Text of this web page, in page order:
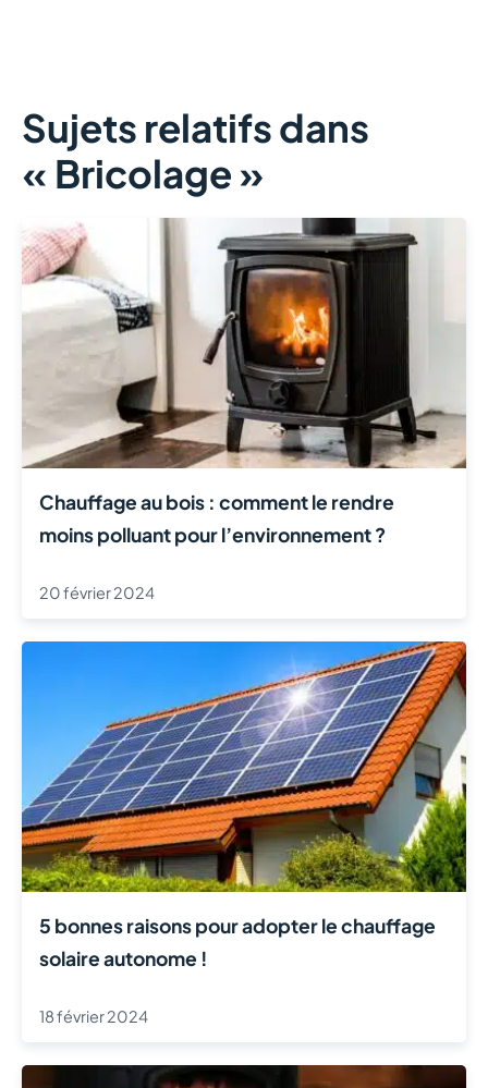
Sujets relatifs dans
« Bricolage »
Chauffage au bois : comment le rendre
moins polluant pour l’environnement ?
20 février 2024
5 bonnes raisons pour adopter le chauffage
solaire autonome !
18 février 2024